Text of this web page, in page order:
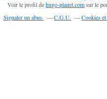
Voir le profil dehugo-planet.comsur le
Signaler un abus
C.G.U. Cookies